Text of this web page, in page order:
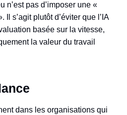
n’est pas d’imposer une «
s’agit plutôt d’éviter que l’IA
basée sur la vitesse,
la valeur du travail
dans les organisations qui